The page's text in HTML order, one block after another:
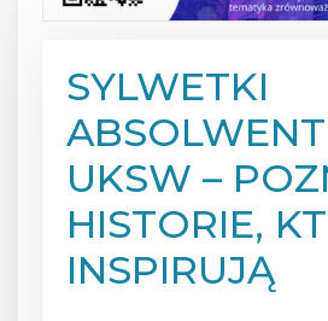
SYLWETKI
UKSW –
HISTORIE,
INSPIRUJĄ